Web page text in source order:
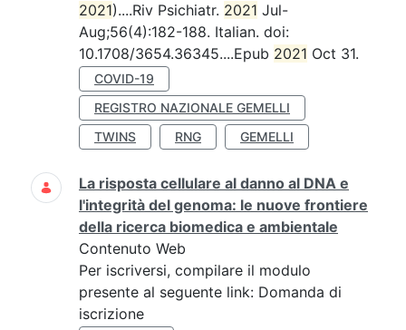
2021)....Riv Psichiatr. 2021 Jul-
Aug;56(4):182-188. Italian. doi:
10.1708/3654.36345....Epub 2021 Oct 31.
COVID-19
REGISTRO NAZIONALE GEMELLI
TWINS
RNG GEMELLI
La risposta cellulare al danno al DNA e
l'integrità del genoma: le nuove frontiere
della ricerca biomedica e ambientale
Contenuto Web
Per iscriversi, compilare il modulo
presente al seguente link: Domanda di
iscrizione